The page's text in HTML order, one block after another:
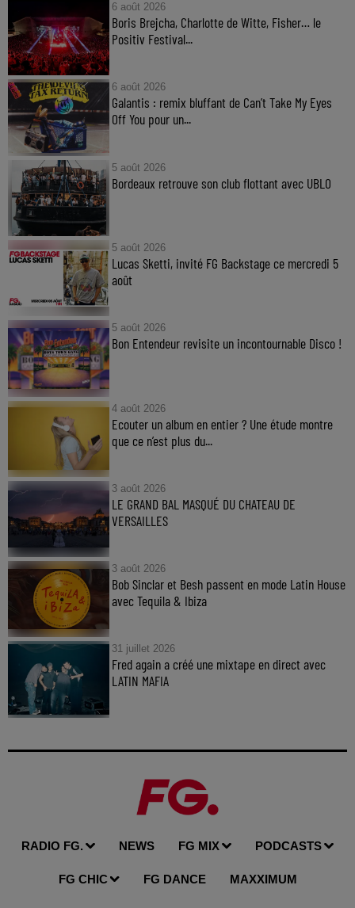
6 août 2026
Boris Brejcha, Charlotte de Witte, Fisher… le
Positiv Festival...
6 août 2026
Galantis : remix bluffant de Can’t Take My Eyes
Off You pour un...
5 août 2026
Bordeaux retrouve son club flottant avec UBLO
5 août 2026
Lucas Sketti, invité FG Backstage ce mercredi 5
août
5 août 2026
Bon Entendeur revisite un incontournable Disco !
4 août 2026
Ecouter un album en entier ? Une étude montre
que ce n’est plus du...
3 août 2026
LE GRAND BAL MASQUÉ DU CHATEAU DE
VERSAILLES
3 août 2026
Bob Sinclar et Besh passent en mode Latin House
avec Tequila & Ibiza
31 juillet 2026
Fred again a créé une mixtape en direct avec
LATIN MAFIA
RADIO FG. NEWS FG MIX PODCASTS
FG CHIC FG DANCE MAXXIMUM